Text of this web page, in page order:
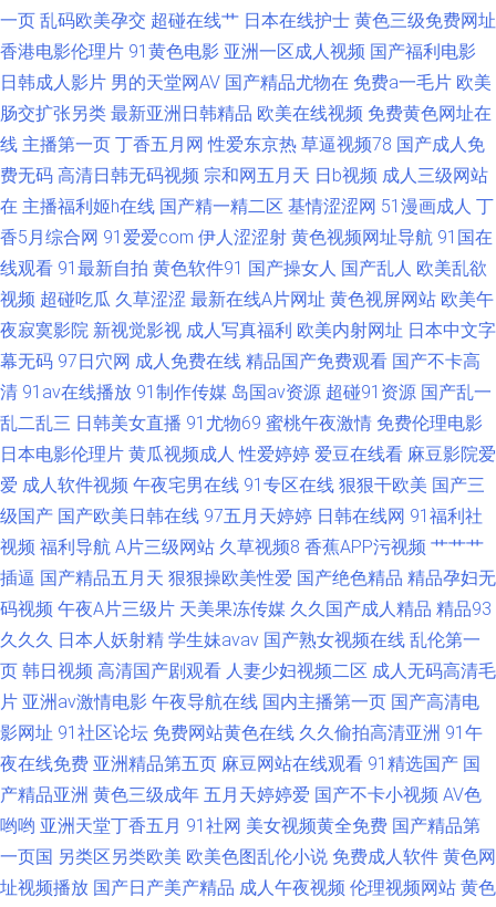
洲东方aV色图 91天堂9199 国产乱一区 日本成人在线免费不卡 一本道色老头
91秦先生视频在线观看 超碰99爱按摩 九1免费网页 91不卡在线 成人免费视
频 青青草超碰在线 国产精品嫖妓视频一区 www豆花社区 91久久乱子伦 首
页日韩 精品久久中文慕人妻 色婷日本中文 97资源视频总站 欧美色图综合网
91国产极品丝袜女 日美色码 香蕉青草伊 五月花性网 欧美久操 1024日韩国
产毛片 超碰97国产在线观看 毛片传美 五月天青青草成人在线 91国产小视频
国产日韩婷婷色 91高清视频在线观看 国产Ts视频网站 欧美炮炮久久网 性爱
欧美第一页 91综合影院 国产自拍情侣在线观看 人人人人操 一级av91日韩
91资源网址在线观看 国产最新网址
一页 乱码欧美孕交 超碰在线艹 日本在线护士 黄色三级免费网址
香港电影伦理片 91黄色电影 亚洲一区成人视频 国产福利电影
日韩成人影片 男的天堂网AV 国产精品尤物在 免费a一毛片 欧美
肠交扩张另类 最新亚洲日韩精品 欧美在线视频 免费黄色网址在
线 主播第一页 丁香五月网 性爱东京热 草逼视频78 国产成人免
费无码 高清日韩无码视频 宗和网五月天 日b视频 成人三级网站
在 主播福利姬h在线 国产精一精二区 基情涩涩网 51漫画成人 丁
香5月综合网 91爱爱com 伊人涩涩射 黄色视频网址导航 91国在
线观看 91最新自拍 黄色软件91 国产操女人 国产乱人 欧美乱欲
视频 超碰吃瓜 久草涩涩 最新在线A片网址 黄色视屏网站 欧美午
夜寂寞影院 新视觉影视 成人写真福利 欧美内射网址 日本中文字
幕无码 97日穴网 成人免费在线 精品国产免费观看 国产不卡高
清 91av在线播放 91制作传媒 岛国av资源 超碰91资源 国产乱一
乱二乱三 日韩美女直播 91尤物69 蜜桃午夜激情 免费伦理电影
日本电影伦理片 黄瓜视频成人 性爱婷婷 爱豆在线看 麻豆影院爱
爱 成人软件视频 午夜宅男在线 91专区在线 狠狠干欧美 国产三
级国产 国产欧美日韩在线 97五月天婷婷 日韩在线网 91福利社
视频 福利导航 A片三级网站 久草视频8 香蕉APP污视频 艹艹艹
插逼 国产精品五月天 狠狠操欧美性爱 国产绝色精品 精品孕妇无
码视频 午夜A片三级片 天美果冻传媒 久久国产成人精品 精品93
久久久 日本人妖射精 学生妹avav 国产熟女视频在线 乱伦第一
页 韩日视频 高清国产剧观看 人妻少妇视频二区 成人无码高清毛
片 亚洲av激情电影 午夜导航在线 国内主播第一页 国产高清电
影网址 91社区论坛 免费网站黄色在线 久久偷拍高清亚洲 91午
夜在线免费 亚洲精品第五页 麻豆网站在线观看 91精选国产 国
产精品亚洲 黄色三级成年 五月天婷婷爱 国产不卡小视频 AV色
哟哟 亚洲天堂丁香五月 91社网 美女视频黄全免费 国产精品第
一页国 另类区另类欧美 欧美色图乱伦小说 免费成人软件 黄色网
址视频播放 国产日产美产精品 成人午夜视频 伦理视频网站 黄色